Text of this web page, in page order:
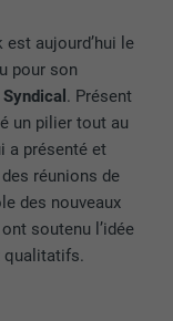
aujourd’hui le
pour son
. Présent
un pilier tout au
a présenté et
réunions de
des nouveaux
soutenu l’idée
qualitatifs.